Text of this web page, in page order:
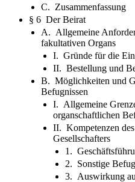
C. Zusammenfassung
§ 6 Der Beirat
A. Allgemeine
fakultativen Organs
I. Gründe für die
II. Bestellung und
B. Möglichkeiten und
Befugnissen
I. Allgemeine
organschaftlichen
II. Kompetenzen
Gesellschafters
1.
2. Sonstige
3. Auswirkung